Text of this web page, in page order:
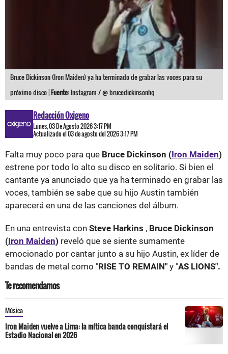
Bruce Dickinson (Iron Maiden) ya ha terminado de grabar las voces para su
próximo disco |Fuente: Instagram / @ brucedickinsonhq
Redacción Oxigeno
Lunes, 03 De Agosto 2026 3:17 PM
Actualizado el 03 de agosto del 2026 3:17 PM
Falta muy poco para que Bruce Dickinson (Iron Maiden)
estrene por todo lo alto su disco en solitario. Si bien el
cantante ya anunciado que ya ha terminado en grabar las
voces, también se sabe que su hijo Austin también
aparecerá en una de las canciones del álbum.
En una entrevista con Steve Harkins , Bruce Dickinson
(Iron Maiden) reveló que se siente sumamente
emocionado por cantar junto a su hijo Austin, ex líder de
bandas de metal como "RISE TO REMAIN" y "AS LIONS".
Te recomendamos
Música
Iron Maiden vuelve a Lima: la mítica banda conquistará el
Estadio Nacional en 2026